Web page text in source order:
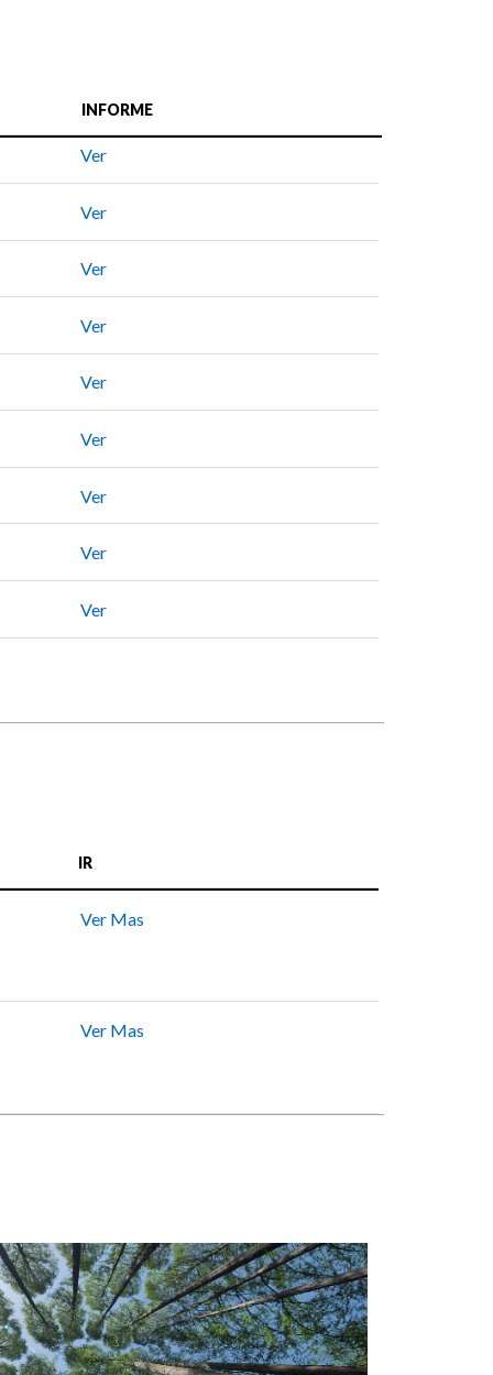
INFORME
Ver
Ver
Ver
Ver
Ver
Ver
Ver
Ver
Ver
IR
Ver Mas
Ver Mas